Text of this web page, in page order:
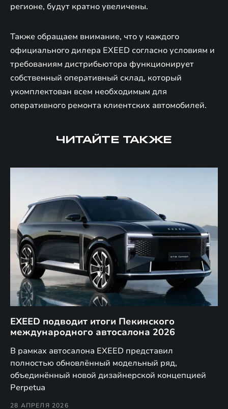
регионе, будут кратно увеличены.
Также обращаем внимание, что у каждого
официального дилера EXEED согласно условиям и
требованиям дистрибьютора функционирует
собственный оперативный склад, который
укомплектован всем необходимым для
оперативного ремонта клиентских автомобилей.
ЧИТАЙТЕ ТАКЖЕ
EXEED подводит итоги Пекинского
международного автосалона 2026
В рамках автосалона EXEED представил
полностью обновлённый модельный ряд,
объединённый новой дизайнерской концепцией
Perpetua
28 АПРЕЛЯ 2026